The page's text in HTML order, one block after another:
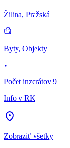
Žilina, Pražská
Byty, Objekty
Počet inzerátov 9
Info v RK
Zobraziť všetky